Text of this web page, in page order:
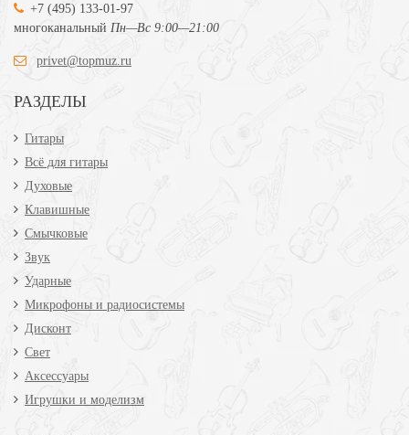
+7 (495) 133-01-97
многоканальный Пн—Вс 9:00—21:00
privet@topmuz.ru
РАЗДЕЛЫ
Гитары
Всё для гитары
Духовые
Клавишные
Смычковые
Звук
Ударные
Микрофоны и радиосистемы
Дисконт
Свет
Аксессуары
Игрушки и моделизм